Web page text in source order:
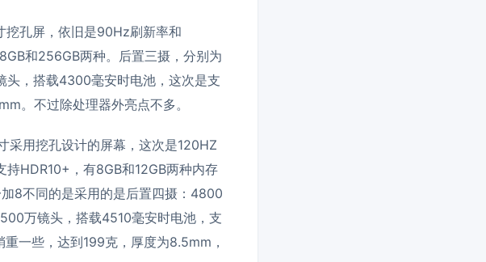
孔屏，依旧是90Hz刷新率和
和256GB两种。后置三摄，分别为
，搭载4300毫安时电池，这次是支
。不过除处理器外亮点不多。
采用挖孔设计的屏幕，这次是120HZ
HDR10+，有8GB和12GB两种内存
8不同的是采用的是后置四摄：4800
万镜头，搭载4510毫安时电池，支
一些，达到199克，厚度为8.5mm，